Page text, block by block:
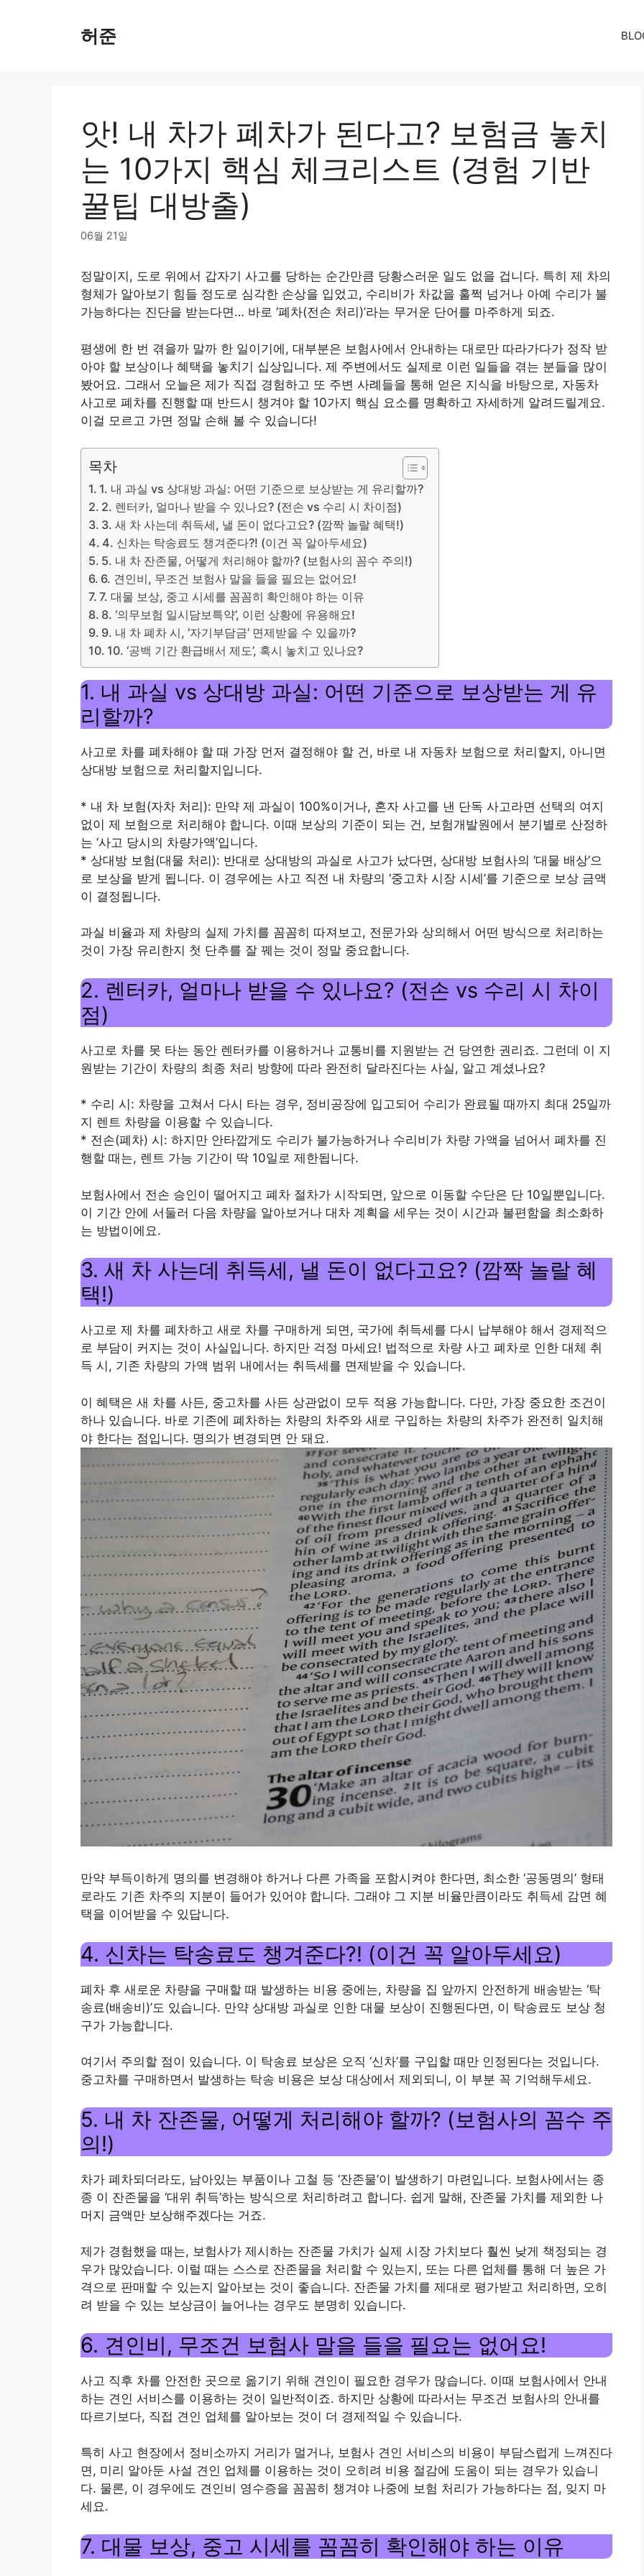
허준
앗! 내 차가 폐차가 된다고? 보험금 놓치
는 10가지 핵심 체크리스트 (경험 기반
꿀팁 대방출)
06월 21일
정말이지, 도로 위에서 갑자기 사고를 당하는 순간만큼 당황스러운 일도 없을 겁니다. 특히 제 차의
형체가 알아보기 힘들 정도로 심각한 손상을 입었고, 수리비가 차값을 훌쩍 넘거나 아예 수리가 불
가능하다는 진단을 받는다면… 바로 ‘폐차(전손 처리)’라는 무거운 단어를 마주하게 되죠.
평생에 한 번 겪을까 말까 한 일이기에, 대부분은 보험사에서 안내하는 대로만 따라가다가 정작 받
아야 할 보상이나 혜택을 놓치기 십상입니다. 제 주변에서도 실제로 이런 일들을 겪는 분들을 많이
봤어요. 그래서 오늘은 제가 직접 경험하고 또 주변 사례들을 통해 얻은 지식을 바탕으로, 자동차
사고로 폐차를 진행할 때 반드시 챙겨야 할 10가지 핵심 요소를 명확하고 자세하게 알려드릴게요.
이걸 모르고 가면 정말 손해 볼 수 있습니다!
목차
1. 내 과실 vs 상대방 과실: 어떤 기준으로 보상받는 게 유리할까?
2. 렌터카, 얼마나 받을 수 있나요? (전손 vs 수리 시 차이점)
3. 새 차 사는데 취득세, 낼 돈이 없다고요? (깜짝 놀랄 혜택!)
4. 신차는 탁송료도 챙겨준다?! (이건 꼭 알아두세요)
5. 내 차 잔존물, 어떻게 처리해야 할까? (보험사의 꼼수 주의!)
6. 견인비, 무조건 보험사 말을 들을 필요는 없어요!
7. 대물 보상, 중고 시세를 꼼꼼히 확인해야 하는 이유
8. ‘의무보험 일시담보특약’, 이런 상황에 유용해요!
9. 내 차 폐차 시, ‘자기부담금’ 면제받을 수 있을까?
10. ‘공백 기간 환급배서 제도’, 혹시 놓치고 있나요?
1. 내 과실 vs 상대방 과실: 어떤 기준으로 보상받는 게 유
리할까?
사고로 차를 폐차해야 할 때 가장 먼저 결정해야 할 건, 바로 내 자동차 보험으로 처리할지, 아니면
상대방 보험으로 처리할지입니다.
* 내 차 보험(자차 처리): 만약 제 과실이 100%이거나, 혼자 사고를 낸 단독 사고라면 선택의 여지
없이 제 보험으로 처리해야 합니다. 이때 보상의 기준이 되는 건, 보험개발원에서 분기별로 산정하
는 ‘사고 당시의 차량가액’입니다.
* 상대방 보험(대물 처리): 반대로 상대방의 과실로 사고가 났다면, 상대방 보험사의 ‘대물 배상’으
로 보상을 받게 됩니다. 이 경우에는 사고 직전 내 차량의 ‘중고차 시장 시세’를 기준으로 보상 금액
이 결정됩니다.
과실 비율과 제 차량의 실제 가치를 꼼꼼히 따져보고, 전문가와 상의해서 어떤 방식으로 처리하는
것이 가장 유리한지 첫 단추를 잘 꿰는 것이 정말 중요합니다.
2. 렌터카, 얼마나 받을 수 있나요? (전손 vs 수리 시 차이
점)
사고로 차를 못 타는 동안 렌터카를 이용하거나 교통비를 지원받는 건 당연한 권리죠. 그런데 이 지
원받는 기간이 차량의 최종 처리 방향에 따라 완전히 달라진다는 사실, 알고 계셨나요?
* 수리 시: 차량을 고쳐서 다시 타는 경우, 정비공장에 입고되어 수리가 완료될 때까지 최대 25일까
지 렌트 차량을 이용할 수 있습니다.
* 전손(폐차) 시: 하지만 안타깝게도 수리가 불가능하거나 수리비가 차량 가액을 넘어서 폐차를 진
행할 때는, 렌트 가능 기간이 딱 10일로 제한됩니다.
보험사에서 전손 승인이 떨어지고 폐차 절차가 시작되면, 앞으로 이동할 수단은 단 10일뿐입니다.
이 기간 안에 서둘러 다음 차량을 알아보거나 대차 계획을 세우는 것이 시간과 불편함을 최소화하
는 방법이에요.
3. 새 차 사는데 취득세, 낼 돈이 없다고요? (깜짝 놀랄 혜
택!)
사고로 제 차를 폐차하고 새로 차를 구매하게 되면, 국가에 취득세를 다시 납부해야 해서 경제적으
로 부담이 커지는 것이 사실입니다. 하지만 걱정 마세요! 법적으로 차량 사고 폐차로 인한 대체 취
득 시, 기존 차량의 가액 범위 내에서는 취득세를 면제받을 수 있습니다.
이 혜택은 새 차를 사든, 중고차를 사든 상관없이 모두 적용 가능합니다. 다만, 가장 중요한 조건이
하나 있습니다. 바로 기존에 폐차하는 차량의 차주와 새로 구입하는 차량의 차주가 완전히 일치해
야 한다는 점입니다. 명의가 변경되면 안 돼요.
만약 부득이하게 명의를 변경해야 하거나 다른 가족을 포함시켜야 한다면, 최소한 ‘공동명의’ 형태
로라도 기존 차주의 지분이 들어가 있어야 합니다. 그래야 그 지분 비율만큼이라도 취득세 감면 혜
택을 이어받을 수 있답니다.
4. 신차는 탁송료도 챙겨준다?! (이건 꼭 알아두세요)
폐차 후 새로운 차량을 구매할 때 발생하는 비용 중에는, 차량을 집 앞까지 안전하게 배송받는 ‘탁
송료(배송비)’도 있습니다. 만약 상대방 과실로 인한 대물 보상이 진행된다면, 이 탁송료도 보상 청
구가 가능합니다.
여기서 주의할 점이 있습니다. 이 탁송료 보상은 오직 ‘신차’를 구입할 때만 인정된다는 것입니다.
중고차를 구매하면서 발생하는 탁송 비용은 보상 대상에서 제외되니, 이 부분 꼭 기억해두세요.
5. 내 차 잔존물, 어떻게 처리해야 할까? (보험사의 꼼수 주
의!)
차가 폐차되더라도, 남아있는 부품이나 고철 등 ‘잔존물’이 발생하기 마련입니다. 보험사에서는 종
종 이 잔존물을 ‘대위 취득’하는 방식으로 처리하려고 합니다. 쉽게 말해, 잔존물 가치를 제외한 나
머지 금액만 보상해주겠다는 거죠.
제가 경험했을 때는, 보험사가 제시하는 잔존물 가치가 실제 시장 가치보다 훨씬 낮게 책정되는 경
우가 많았습니다. 이럴 때는 스스로 잔존물을 처리할 수 있는지, 또는 다른 업체를 통해 더 높은 가
격으로 판매할 수 있는지 알아보는 것이 좋습니다. 잔존물 가치를 제대로 평가받고 처리하면, 오히
려 받을 수 있는 보상금이 늘어나는 경우도 분명히 있습니다.
6. 견인비, 무조건 보험사 말을 들을 필요는 없어요!
사고 직후 차를 안전한 곳으로 옮기기 위해 견인이 필요한 경우가 많습니다. 이때 보험사에서 안내
하는 견인 서비스를 이용하는 것이 일반적이죠. 하지만 상황에 따라서는 무조건 보험사의 안내를
따르기보다, 직접 견인 업체를 알아보는 것이 더 경제적일 수 있습니다.
특히 사고 현장에서 정비소까지 거리가 멀거나, 보험사 견인 서비스의 비용이 부담스럽게 느껴진다
면, 미리 알아둔 사설 견인 업체를 이용하는 것이 오히려 비용 절감에 도움이 되는 경우가 있습니
다. 물론, 이 경우에도 견인비 영수증을 꼼꼼히 챙겨야 나중에 보험 처리가 가능하다는 점, 잊지 마
세요.
7. 대물 보상, 중고 시세를 꼼꼼히 확인해야 하는 이유